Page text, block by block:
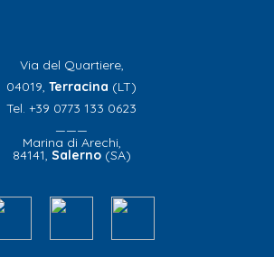
Via del Quartiere,
04019, Terracina (LT)
Tel. +39 0773 133 0623
———
Marina di Arechi,
84141, Salerno(SA)